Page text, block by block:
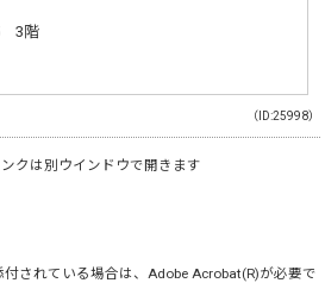
3階
（ID:25998）
クは別ウインドウで開きます
されている場合は、 Adobe Acrobat(R)が必要で